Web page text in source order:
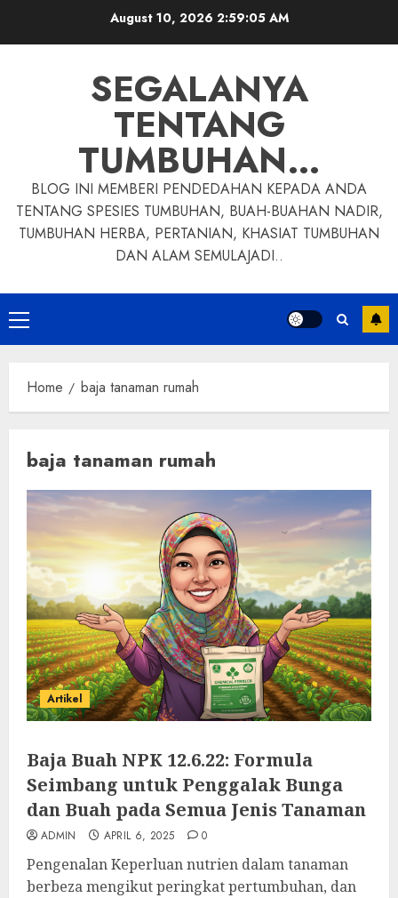
August 10, 2026 2:59:06 AM
SEGALANYA
TENTANG
TUMBUHAN…
BLOG INI MEMBERI PENDEDAHAN KEPADA ANDA
TENTANG SPESIES TUMBUHAN, BUAH-BUAHAN NADIR,
TUMBUHAN HERBA, PERTANIAN, KHASIAT TUMBUHAN
DAN ALAM SEMULAJADI..
Primary
Menu
Home baja tanaman rumah
baja tanaman rumah
Artikel
Baja Buah NPK 12.6.22: Formula
Seimbang untuk Penggalak Bunga
dan Buah pada Semua Jenis Tanaman
ADMIN APRIL 6, 2025 0
Pengenalan Keperluan nutrien dalam tanaman
berbeza mengikut peringkat pertumbuhan, dan